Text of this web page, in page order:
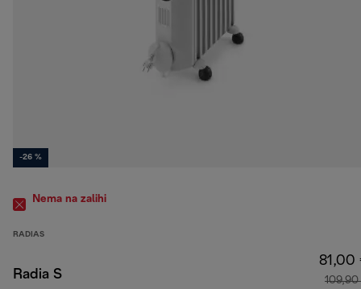
-26 %
Nema na zalihi
RADIAS
Radia S
81,00